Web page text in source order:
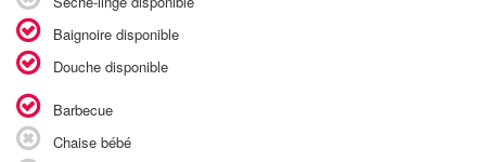
Baignoire disponible
Douche disponible
Barbecue
Chaise bébé